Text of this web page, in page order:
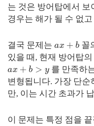
는 것은 방어탑에서 보
경우는 해가 될 수 없
결국 문제는 ax + b 꼴
있을 때, 현재 방어탑
ax + b > y 를 만족하
변형됩니다. 가장 단순
만, 이는 시간 초과가
이 문제는 특정 점을